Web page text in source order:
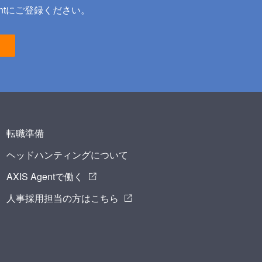
ご登録ください。
転職準備
ヘッドハンティングについて
AXIS Agentで働く
人事採用担当の方はこちら